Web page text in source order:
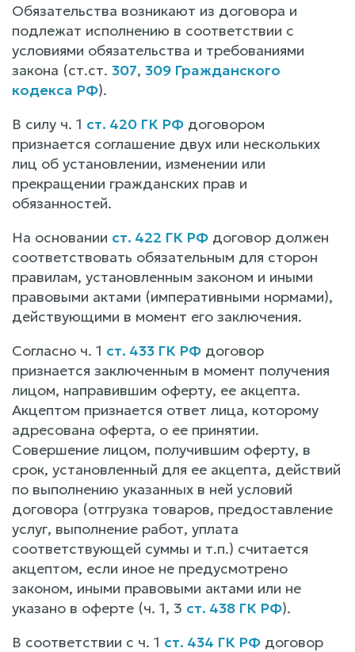
Обязательства возникают из договора и
подлежат исполнению в соответствии с
условиями обязательства и требованиями
закона (ст.ст. 307, 309 Гражданского
кодекса РФ).
В силу ч. 1 ст. 420 ГК РФ договором
признается соглашение двух или нескольких
лиц об установлении, изменении или
прекращении гражданских прав и
обязанностей.
На основании ст. 422 ГК РФ договор должен
соответствовать обязательным для сторон
правилам, установленным законом и иными
правовыми актами (императивными нормами),
действующими в момент его заключения.
Согласно ч. 1 ст. 433 ГК РФ договор
признается заключенным в момент получения
лицом, направившим оферту, ее акцепта.
Акцептом признается ответ лица, которому
адресована оферта, о ее принятии.
Совершение лицом, получившим оферту, в
срок, установленный для ее акцепта, действий
по выполнению указанных в ней условий
договора (отгрузка товаров, предоставление
услуг, выполнение работ, уплата
соответствующей суммы и т.п.) считается
акцептом, если иное не предусмотрено
законом, иными правовыми актами или не
указано в оферте (ч. 1, 3 ст. 438 ГК РФ).
В соответствии с ч. 1 ст. 434 ГК РФ договор